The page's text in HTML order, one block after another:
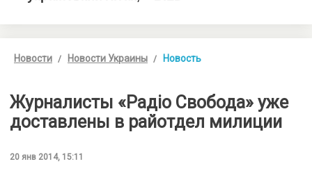
Новости Новости Украины Новость
Журналисты «Радіо Свобода» уже
доставлены в райотдел милиции
20 янв 2014, 15:11